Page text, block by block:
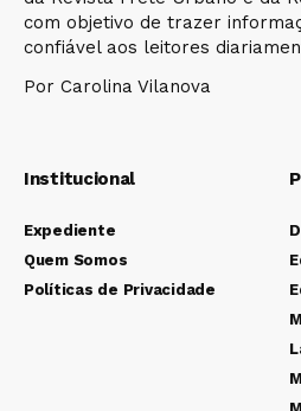
com objetivo de trazer
confiável aos leitores
Por Carolina Vilanova
Institucional
Expediente
Quem Somos
Políticas de Privacidade